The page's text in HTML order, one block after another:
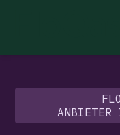
ANBIETER